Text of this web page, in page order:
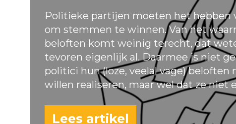
Politieke partijen moeten het hebben
om stemmen te winnen. Van het
beloften komt weinig terecht, dat
tevoren eigenlijk al. Daarmee is niet
politici hun (loze, veelal vage) beloften
willen realiseren, maar wel dat ze niet
Lees artikel